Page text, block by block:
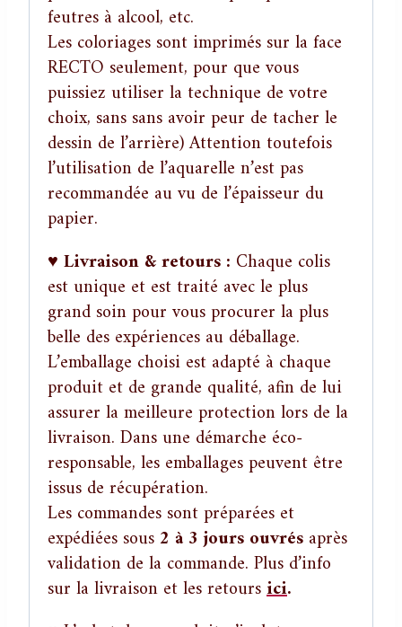
feutres à alcool, etc.
Les coloriages sont imprimés sur la face
RECTO seulement, pour que vous
puissiez utiliser la technique de votre
choix, sans sans avoir peur de tacher le
dessin de l’arrière) Attention toutefois
l’utilisation de l’aquarelle n’est pas
recommandée au vu de l’épaisseur du
papier.
♥ Livraison & retours : Chaque colis
est unique et est traité avec le plus
grand soin pour vous procurer la plus
belle des expériences au déballage.
L’emballage choisi est adapté à chaque
produit et de grande qualité, afin de lui
assurer la meilleure protection lors de la
livraison. Dans une démarche éco-
responsable, les emballages peuvent être
issus de récupération.
Les commandes sont préparées et
expédiées sous 2 à 3 jours ouvrés après
validation de la commande. Plus d’info
sur la livraison et les retoursici.